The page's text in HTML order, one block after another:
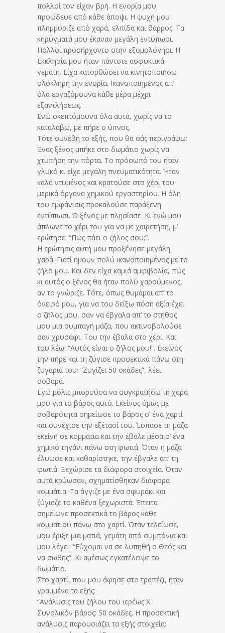
πολλοί τον είχαν βρή. Η ενορία μου
προώδευε από κάθε άποψι. Η ψυχή μου
πλημμύριζε από χαρά, ελπίδα και θάρρος. Τα
κηρύγματά μου έκαναν μεγάλη εντύπωσι.
Πολλοί προσήρχοντο στην εξομολόγησι. Η
Εκκλησία μου ήταν πάντοτε ασφυκτικά
γεμάτη. Είχα κατορθώσει να κινητοποιήσω
ολόκληρη την ενορία. Ικανοποιημένος απ’
όλα εργαζόμουνα κάθε μέρα μέχρι
εξαντλήσεως.
Ενώ σκεπτόμουνα όλα αυτά, χωρίς να το
καταλάβω, με πήρε ο ύπνος.
Τότε συνέβη το εξής, που θα σάς περιγράψω:
Ένας ξένος μπήκε στο δωμάτιο χωρίς να
χτυπήση την πόρτα. Το πρόσωπό του ήταν
γλυκό κι είχε μεγάλη πνευματικότητα. Ήταν
καλά ντυμένος και κρατούσε στο χέρι του
μερικά όργανα χημικού εργαστηρίου. Η όλη
του εμφάνισις προκαλούσε παράξενη
εντύπωσι. Ο ξένος με πλησίασε. Κι ενώ μου
άπλωνε το χέρι του για να με χαιρετήση, μ’
ερώτησε: “Πώς πάει ο ζήλος σου;”.
Η ερώτησις αυτή μου προξένησε μεγάλη
χαρά. Γιατί ήμουν πολύ ικανοποιημένος με το
ζήλο μου. Και δεν είχα καμιά αμφιβολία, πώς
κι αυτός ο ξένος θα ήταν πολύ χαρούμενος,
αν το γνώριζε. Τότε, όπως θυμάμαι απ’ το
όνειρό μου, για να του δείξω πόση αξία έχει
ο ζήλος μου, σαν να έβγαλα απ’ το στήθος
μου μια συμπαγή μάζα, που ακτινοβολούσε
σαν χρυσάφι. Του την έβαλα στο χέρι. Και
του λέω: “Αυτός είναι ο ζήλος μου!”. Εκείνος
την πήρε και τη ζύγισε προσεκτικά πάνω στη
ζυγαριά του: “Ζυγίζει 50 οκάδες”, λέει
σοβαρά.
Εγώ μόλις μπορούσα να συγκρατήσω τη χαρά
μου για το βάρος αυτό. Εκείνος όμως με
σοβαρότητα σημείωσε το βάρος σ’ ένα χαρτί
και συνέχισε την εξέτασί του. Έσπασε τη μάζα
εκείνη σε κομμάτια και την έβαλε μέσα σ’ ένα
χημικό τηγάνι πάνω στη φωτιά. Όταν η μάζα
έλυωσε και καθαρίστηκε, την έβγαλε απ’ τη
φωτιά. Ξεχώρισε τα διάφορα στοιχεία. Όταν
αυτά κρύωσαν, σχηματίσθηκαν διάφορα
κομμάτια. Τα άγγιζε με ένα σφυράκι και
ζύγιαζε το καθένα ξεχωριστά. Έπειτα
σημείωνε προσεκτικά το βάρος κάθε
κομματιού πάνω στο χαρτί. Όταν τελείωσε,
μου έριξε μια ματιά, γεμάτη από συμπόνια και
μου λέγει: “Εύχομαι να σε λυπηθή ο Θεός και
να σωθής”. Κι αμέσως εγκατέλειψε το
δωμάτιο.
Στο χαρτί, που μου άφησε στο τραπέζι, ήταν
γραμμένα τα εξής:
“Ανάλυσις του ζήλου του ιερέως Χ.
Συνολικόν βάρος: 50 οκάδες. Η προσεκτική
ανάλυσις παρουσιάζει τα εξής στοιχεία: